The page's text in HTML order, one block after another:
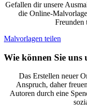
Gefallen dir unsere
die Online-
Freunden
Malvorlagen teilen
Wie können Sie uns
Das Erstellen neuer
Anspruch, daher
Autoren durch eine